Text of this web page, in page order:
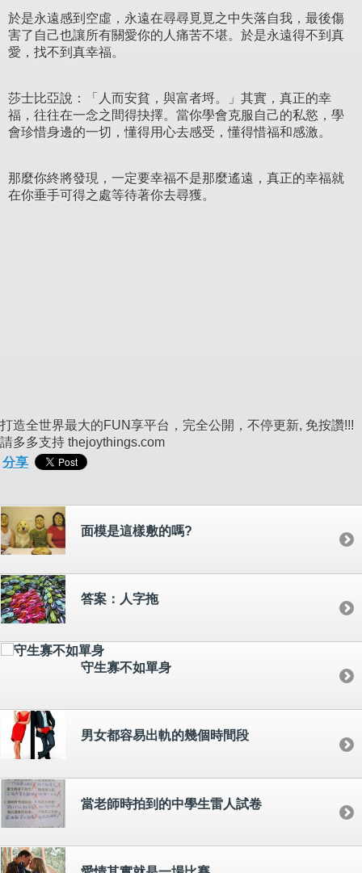
於是永遠感到空虛，永遠在尋尋覓覓之中失落自我，最後傷
害了自己也讓所有關愛你的人痛苦不堪。於是永遠得不到真
愛，找不到真幸福。
莎士比亞說：「人而安貧，與富者埒。」其實，真正的幸
福，往往在一念之間得抉擇。當你學會克服自己的私慾，學
會珍惜身邊的一切，懂得用心去感受，懂得惜福和感激。
那麼你終將發現，一定要幸福不是那麼遙遠，真正的幸福就
在你垂手可得之處等待著你去尋獲。
打造全世界最大的FUN享平台，完全公開，不停更新, 免按讚!!!
請多多支持 thejoythings.com
分享
面模是這樣敷的嗎?
答案：人字拖
守生寡不如單身
男女都容易出軌的幾個時間段
當老師時拍到的中學生雷人試卷